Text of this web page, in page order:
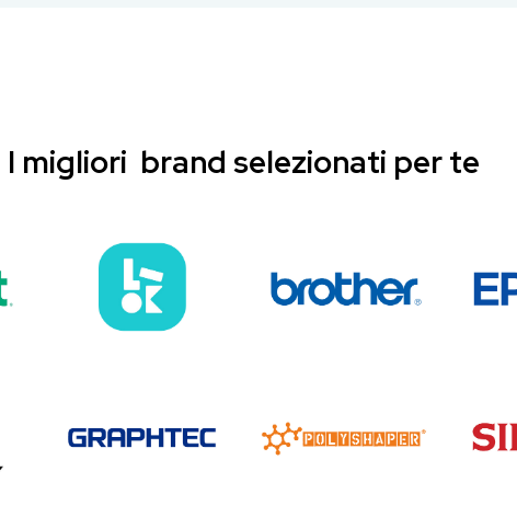
I migliori brand selezionati per te